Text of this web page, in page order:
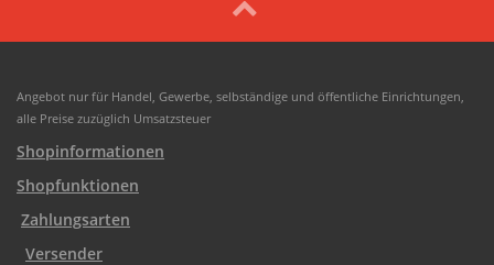
Angebot nur für Handel, Gewerbe, selbständige und öffentliche Einrichtungen,
alle Preise zuzüglich Umsatzsteuer
Shopinformationen
Shopfunktionen
Zahlungsarten
Versender